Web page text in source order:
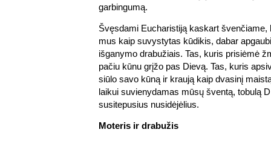
garbingumą.
Švęsdami Eucharistiją kaskart švenčiame,
mus kaip suvystytas kūdikis, dabar
išganymo drabužiais. Tas, kuris prisiėmė
pačiu kūnu grįžo pas Dievą. Tas, kuris
siūlo savo kūną ir kraują kaip dvasinį
laikui suvienydamas mūsų šventą, tobulą
susitepusius nusidėjėlius.
Moteris ir drabužis